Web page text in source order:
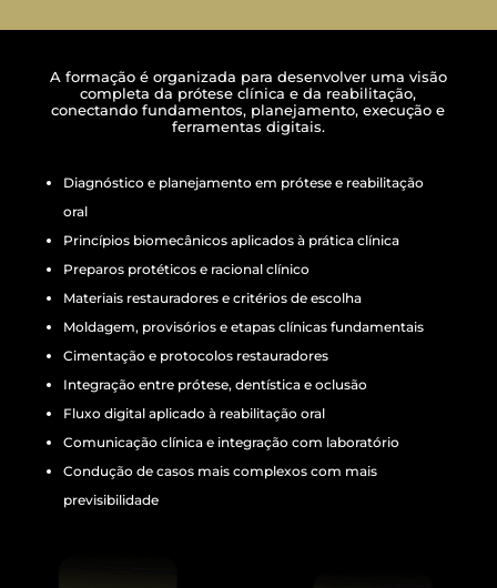
A formação é organizada para desenvolver uma visão
completa da prótese clínica e da reabilitação,
conectando fundamentos, planejamento, execução e
ferramentas digitais.
Diagnóstico e planejamento em prótese e reabilitação
oral
Princípios biomecânicos aplicados à prática clínica
Preparos protéticos e racional clínico
Materiais restauradores e critérios de escolha
Moldagem, provisórios e etapas clínicas fundamentais
Cimentação e protocolos restauradores
Integração entre prótese, dentística e oclusão
Fluxo digital aplicado à reabilitação oral
Comunicação clínica e integração com laboratório
Condução de casos mais complexos com mais
previsibilidade